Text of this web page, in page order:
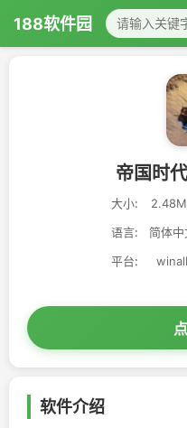
188软件园
帝国时
大小:
语言:
简体中
平台:
winall
软件介绍